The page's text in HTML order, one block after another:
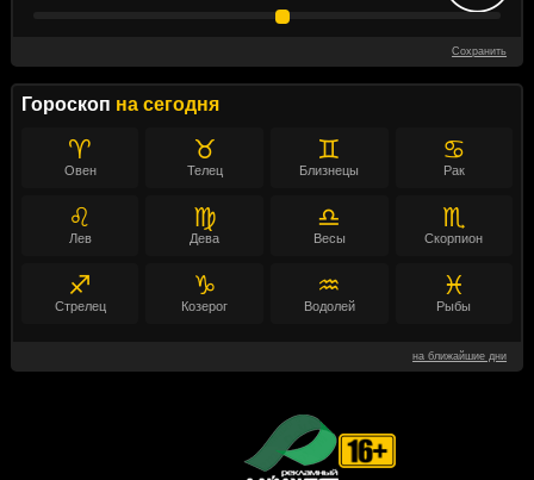
Сохранить
Гороскоп на сегодня
♈
Овен
♉
Телец
♊
Близнецы
♋
Рак
♌
Лев
♍
Дева
♎
Весы
♏
Скорпион
♐
Стрелец
♑
Козерог
♒
Водолей
♓
Рыбы
на ближайшие дни